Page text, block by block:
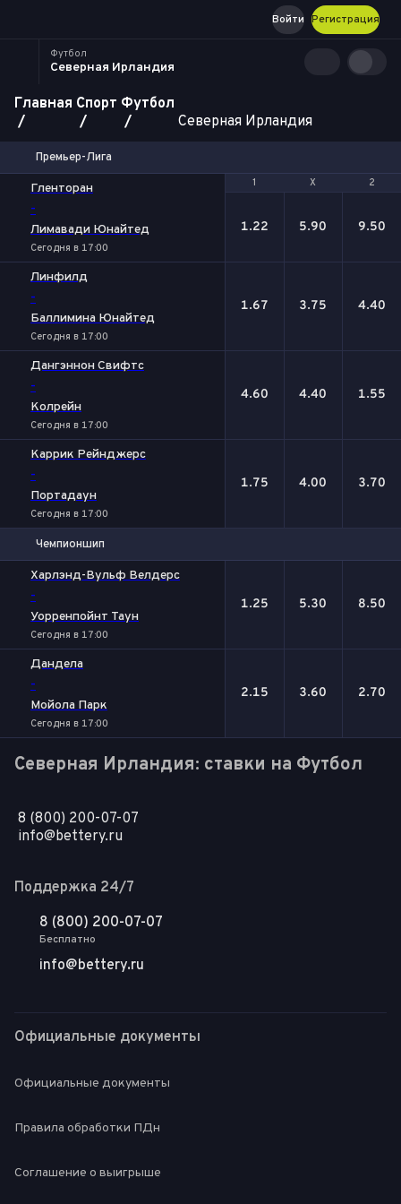
Регистрация
Войти
Футбол
Северная Ирландия
Главная Спорт Футбол
Северная Ирландия
Премьер-Лига
1 Х 2
Гленторан
-
Лимавади Юнайтед
Сегодня в 17:00
1 Х 2
1.22 5.90 9.50
Линфилд
-
Баллимина Юнайтед
Сегодня в 17:00
1.67 3.75 4.40
Дангэннон Свифтс
-
Колрейн
Сегодня в 17:00
4.60 4.40 1.55
Каррик Рейнджерс
-
Портадаун
Сегодня в 17:00
1.75 4.00 3.70
Чемпионшип
Харлэнд-Вульф Велдерс
-
Уорренпойнт Таун
Сегодня в 17:00
1.25 5.30 8.50
Дандела
-
Мойола Парк
Сегодня в 17:00
2.15 3.60 2.70
Северная Ирландия: ставки на Футбол
8 (800) 200-07-07
info@bettery.ru
Поддержка 24/7
8 (800) 200-07-07
Бесплатно
info@bettery.ru
Официальные документы
Официальные документы
Правила обработки ПДн
Соглашение о выигрыше